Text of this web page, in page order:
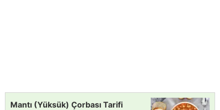
Mantı (Yüksük) Çorbası Tarifi